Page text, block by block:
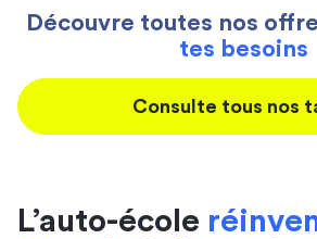
Découvre toutes nos
tes besoins
Consulte tous nos
L’auto-école